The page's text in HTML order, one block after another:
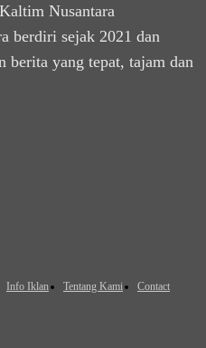
Nusantara
berdiri sejak 2021 dan
berita yang tepat, tajam dan
Info Iklan Tentang Kami Contact